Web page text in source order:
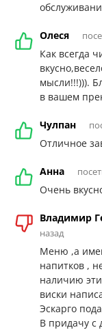
Олеся
Как всегда
мысли!!!))).
в вашем
Чулпан
Отличное
Анна
Очень
Владимир
назад
Меню ,а
напитков ,
наличию
виски
Эскарго
В придачу с